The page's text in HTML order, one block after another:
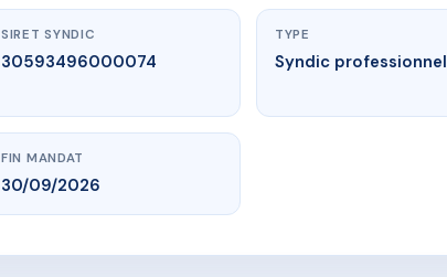
SIRET SYNDIC
30593496000074
TYPE
Syndic professionnel
FIN MANDAT
30/09/2026